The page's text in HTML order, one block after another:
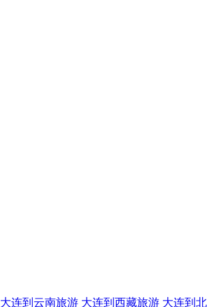
大连到云南旅游 大连到西藏旅游 大连到